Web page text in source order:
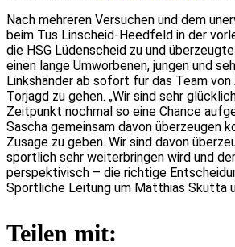
Nach mehreren Versuchen und dem
beim Tus Linscheid-Heedfeld in der
die HSG Lüdenscheid zu und
einen lange Umworbenen, jungen und
Linkshänder ab sofort für das Team
Torjagd zu gehen. „Wir sind sehr
Zeitpunkt nochmal so eine Chance
Sascha gemeinsam davon überzeugen
Zusage zu geben. Wir sind davon
sportlich sehr weiterbringen wird und
perspektivisch – die richtige
Sportliche Leitung um Matthias Skutta
Teilen mit: